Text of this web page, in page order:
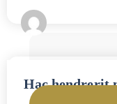
Hac hendrerit